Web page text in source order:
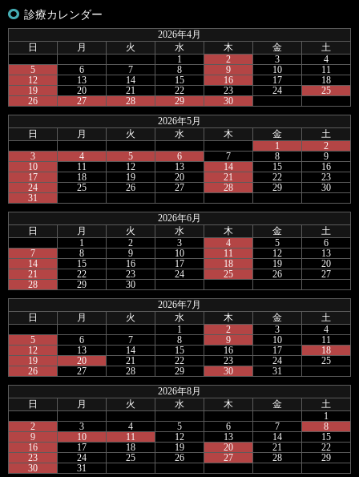
診療カレンダー
2026年4月
日
月 火 水 木 金
土
1
2 3
4
5
6 7 8 9 10
11
12
13 14 15 16 17
18
19
20 21 22 23 24
25
26
27 28 29 30
2026年5月
日
月 火 水 木 金
土
1
2
3
4 5 6 7 8
9
10
11 12 13 14 15
16
17
18 19 20 21 22
23
24
25 26 27 28 29
30
31
2026年6月
日
月 火 水 木 金
土
1
2 3 4 5
6
7
8 9 10 11 12
13
14
15 16 17 18 19
20
21
22 23 24 25 26
27
28
29 30
2026年7月
日
月 火 水 木 金
土
1
2 3
4
5
6 7 8 9 10
11
12
13 14 15 16 17
18
19
20 21 22 23 24
25
26
27 28 29 30 31
2026年8月
日
月 火 水 木 金
土
1
2
3 4 5 6 7
8
9
10 11 12 13 14
15
16
17 18 19 20 21
22
23
24 25 26 27 28
29
30
31